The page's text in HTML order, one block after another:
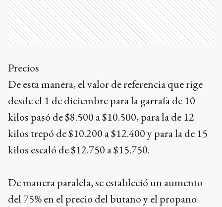
Precios
De esta manera, el valor de referencia que rige
desde el 1 de diciembre para la garrafa de 10
kilos pasó de $8.500 a $10.500, para la de 12
kilos trepó de $10.200 a $12.400 y para la de 15
kilos escaló de $12.750 a $15.750.
De manera paralela, se estableció un aumento
del 75% en el precio del butano y el propano